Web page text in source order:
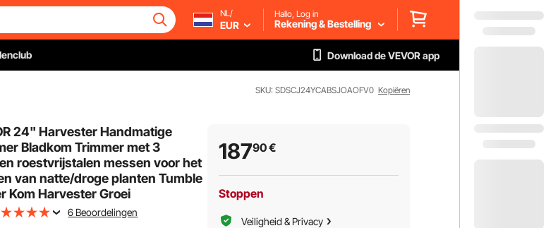
NL/
EUR
Hallo, Log in
Rekening & Bestelling
Download de VEVOR app
SKU: SDSCJ24YCABSJOAOFV0 Kopiëren
24" Harvester Handmatige
Bladkom Trimmer met 3
roestvrijstalen messen voor het
van natte/droge planten Tumble
Kom Harvester Groei
6 Beoordelingen
18790€
Stoppen
Veiligheid & Privacy